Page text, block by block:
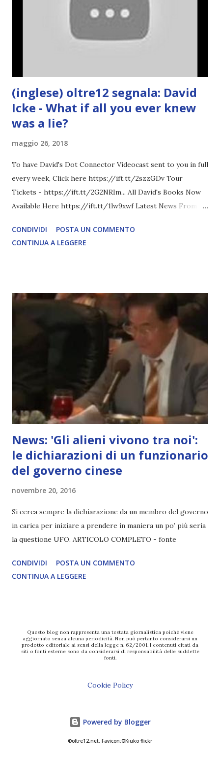
(inglese) oltre12 segnala: David
Icke - What if all you ever knew
was a lie?
maggio 26, 2018
To have David's Dot Connector Videocast sent to you in full
every week, Click here https://ift.tt/2szzGDv Tour
Tickets - https://ift.tt/2G2NRIm... All David's Books Now
Available Here https://ift.tt/1lw9xwf Latest News From
COMPLETO - fonte
CONDIVIDI
POSTA UN COMMENTO
CONTINUA A LEGGERE
News: 'Gli alieni vivono tra noi':
le dichiarazioni di un funzionario
del governo cinese
novembre 20, 2016
Si cerca sempre la dichiarazione da un membro del governo
in carica per iniziare a prendere in maniera un po’ più seria
la questione UFO. ARTICOLO COMPLETO - fonte
CONDIVIDI
POSTA UN COMMENTO
CONTINUA A LEGGERE
Questo blog non rappresenta una testata giornalistica poiché viene
aggiornato senza alcuna periodicità. Non può pertanto considerarsi un
prodotto editoriale ai sensi della legge n. 62/2001. I contenuti citati da
siti o fonti esterne sono da considerarsi di responsabilità delle suddette
fonti.
Cookie Policy
Powered by Blogger
©oltre12.net. Favicon:©Kiuko flickr